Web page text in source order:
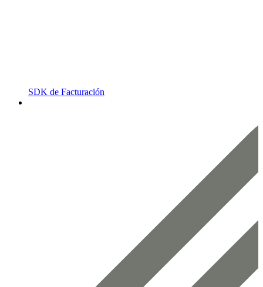
SDK de Facturación